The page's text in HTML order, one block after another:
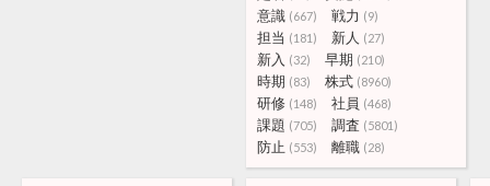
意識 (667) 戦力 (9)
担当 (181) 新人 (27)
新入 (32) 早期 (210)
時期 (83) 株式 (8960)
研修 (148) 社員 (468)
課題 (705) 調査 (5801)
防止 (553) 離職 (28)